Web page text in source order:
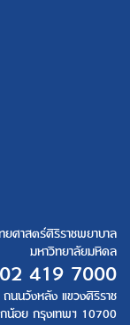
ศาสตร์ศิริราชพยาบาล
มหาวิทยาลัยมหิดล
02 419 7000
นนวังหลัง แขวงศิริราช
น้อย กรุงเทพฯ 10700